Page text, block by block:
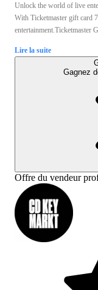
Unlock the world of live
With Ticketmaster gift card
entertainment.Ticketmaster
Lire la suite
Gagnez
Offre du vendeur